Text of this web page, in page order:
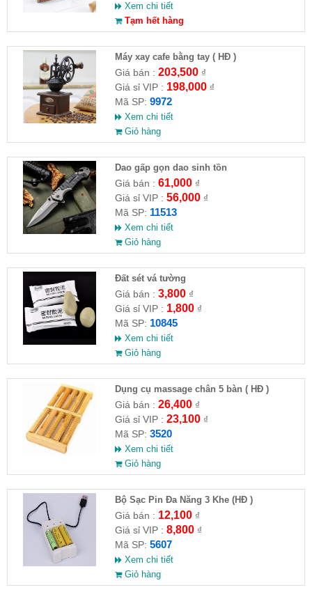
Xem chi tiết
Tạm hết hàng
Máy xay cafe bằng tay ( HĐ )
Giá bán : 203,500₫
Giá sỉ VIP : 198,000₫
Mã SP: 9972
Xem chi tiết
Giỏ hàng
Dao gấp gọn dao sinh tồn
Giá bán : 61,000₫
Giá sỉ VIP : 56,000₫
Mã SP: 11513
Xem chi tiết
Giỏ hàng
Đất sét vá tường
Giá bán : 3,800₫
Giá sỉ VIP : 1,800₫
Mã SP: 10845
Xem chi tiết
Giỏ hàng
Dụng cụ massage chân 5 bàn ( HĐ )
Giá bán : 26,400₫
Giá sỉ VIP : 23,100₫
Mã SP: 3520
Xem chi tiết
Giỏ hàng
Bộ Sạc Pin Đa Năng 3 Khe (HĐ )
Giá bán : 12,100₫
Giá sỉ VIP : 8,800₫
Mã SP: 5607
Xem chi tiết
Giỏ hàng